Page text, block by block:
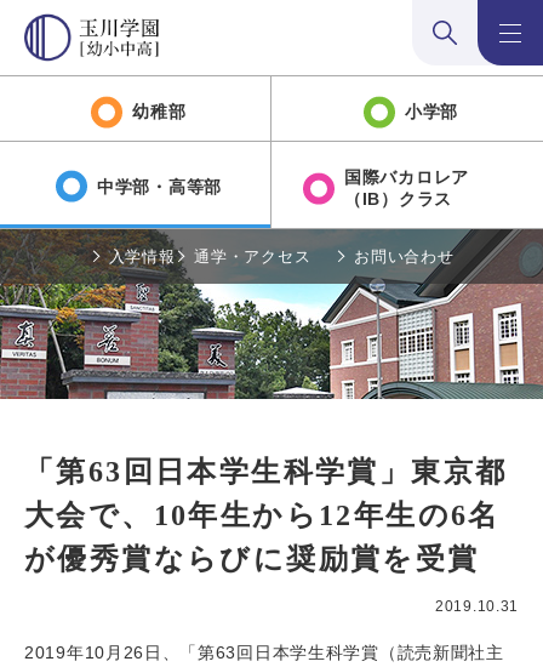
検索:開くメニュ
幼稚部 小学部
中学部・高等部
国際バカロレア
（IB）クラス
入学情報 通学・アクセス お問い合わせ
「第63回日本学生科学賞」東京都
大会で、10年生から12年生の6名
が優秀賞ならびに奨励賞を受賞
2019.10.31
2019年10月26日、「第63回日本学生科学賞（読売新聞社主